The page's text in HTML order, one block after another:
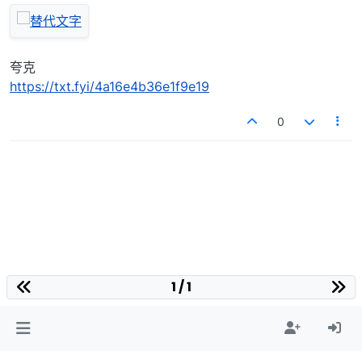
夸克
https://txt.fyi/4a16e4b36e1f9e19
0
1 / 1